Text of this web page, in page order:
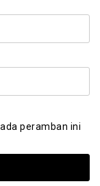
peramban ini